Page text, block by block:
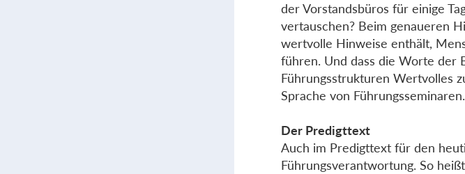
der Vorstandsbüros für einige
vertauschen? Beim genaueren
wertvolle Hinweise enthält,
führen. Und dass die Worte der
Führungsstrukturen Wertvolles
Sprache von Führungsseminaren.
Der Predigttext
Auch im Predigttext für den
Führungsverantwortung. So